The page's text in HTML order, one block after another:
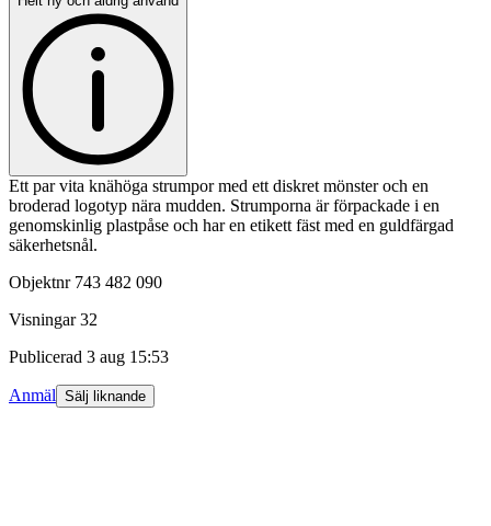
Ett par vita knähöga strumpor med ett diskret mönster och en
broderad logotyp nära mudden. Strumporna är förpackade i en
genomskinlig plastpåse och har en etikett fäst med en guldfärgad
säkerhetsnål.
Objektnr 743 482 090
Visningar 32
Publicerad 3 aug 15:53
Anmäl Sälj liknande